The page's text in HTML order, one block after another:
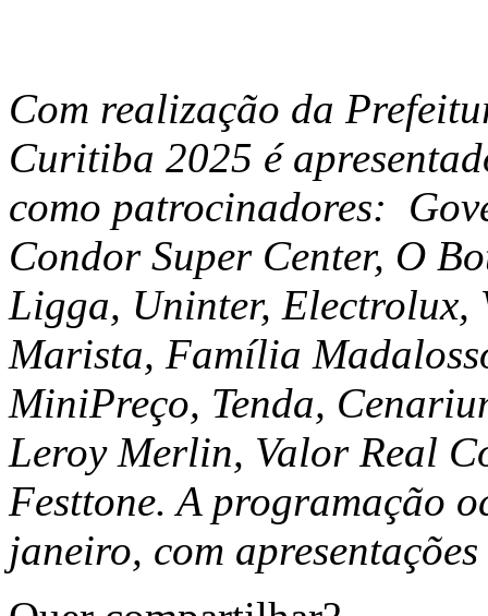
Com realização da
Curitiba 2025 é
como patrocinadores:
Condor Super Center, O
Ligga, Uninter, Electrolux,
Marista, Família
MiniPreço, Tenda,
Leroy Merlin, Valor Real
Festtone. A programação
janeiro, com